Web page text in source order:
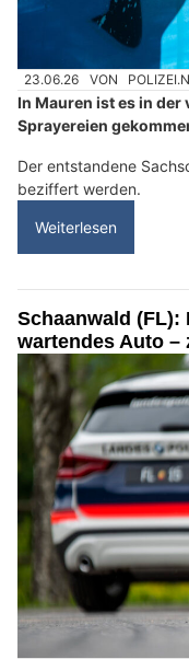
23.06.26 VON
In Mauren ist es in der
Sprayereien
Der entstandene
beziffert werden.
Weiterlesen
Schaanwald
wartendes Auto –